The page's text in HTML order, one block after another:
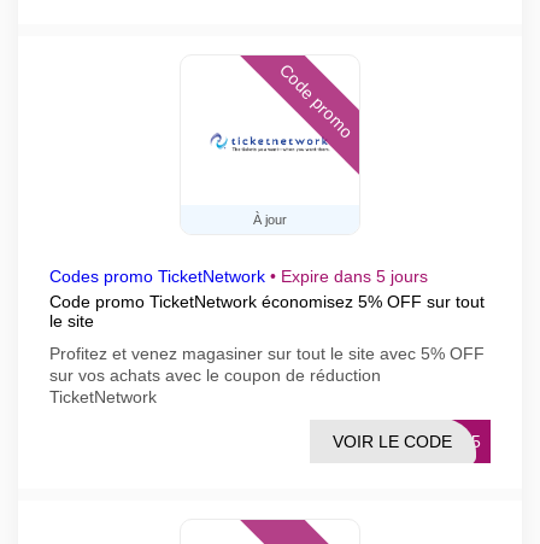
À jour
Code promo
Codes promo TicketNetwork • Expire dans 5 jours
Code promo TicketNetwork économisez 5% OFF sur tout
le site
Profitez et venez magasiner sur tout le site avec 5% OFF
sur vos achats avec le coupon de réduction
TicketNetwork
IME5
VOIR LE CODE